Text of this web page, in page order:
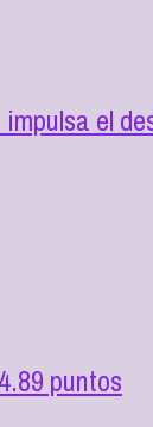
el
puntos